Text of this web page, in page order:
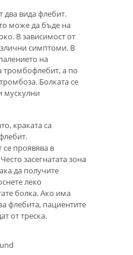
два вида флебит.
може да бъде на
В зависимост от
симптоми. В
на
тромбофлебит, а по
Болката се
мускулни
краката са
проявява в
засегнатата зона
да получите
леко
болка. Ако има
флебита, пациентите
от треска.